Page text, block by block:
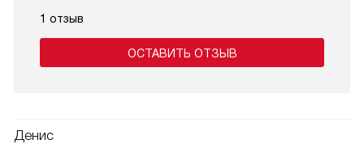
1 отзыв
ОСТАВИТЬ ОТЗЫВ
Денис